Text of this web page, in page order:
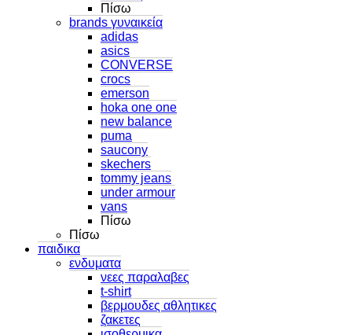
Πίσω
brands γυναικεία
adidas
asics
CONVERSE
crocs
emerson
hoka one one
new balance
puma
saucony
skechers
tommy jeans
under armour
vans
Πίσω
Πίσω
παιδικα
ενδυματα
νεες παραλαβες
t-shirt
βερμουδες αθλητικες
ζακετες